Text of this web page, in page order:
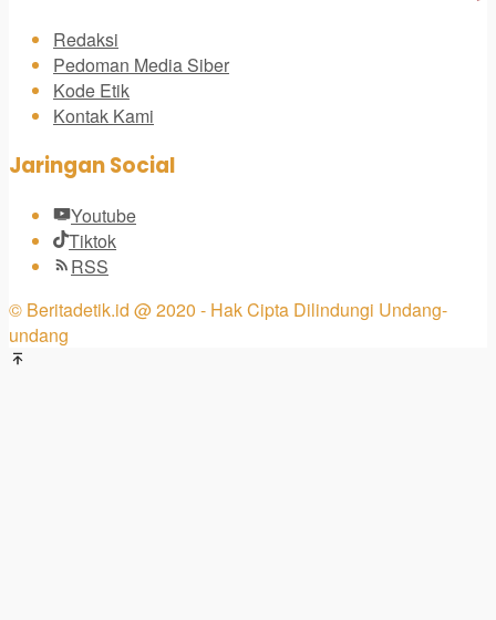
Redaksi
Pedoman Media Siber
Kode Etik
Kontak Kami
Jaringan Social
Youtube
Tiktok
RSS
© Beritadetik.id @ 2020 - Hak Cipta Dilindungi Undang-
undang